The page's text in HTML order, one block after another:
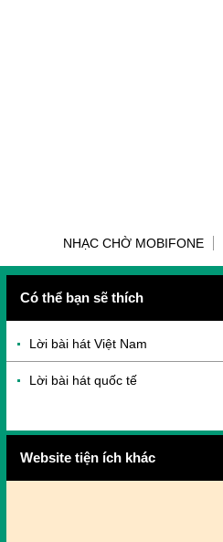
NHẠC CHỜ MOBIFONE
Có thể bạn sẽ thích
Lời bài hát Việt Nam
Lời bài hát quốc tế
Website tiện ích khác